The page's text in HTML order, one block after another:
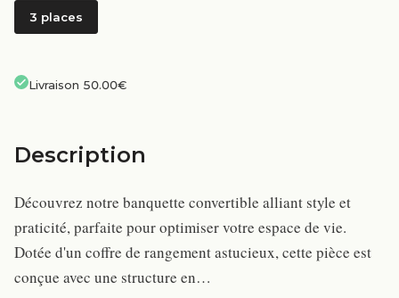
3 places
Livraison 50.00€
Description
Découvrez notre banquette convertible alliant style et
praticité, parfaite pour optimiser votre espace de vie.
Dotée d'un coffre de rangement astucieux, cette pièce est
conçue avec une structure en…